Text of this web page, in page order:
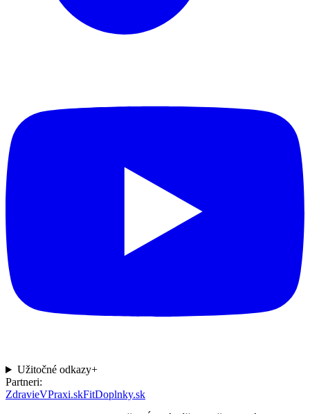
Užitočné odkazy+
Partneri:
ZdravieVPraxi.skFitDoplnky.sk